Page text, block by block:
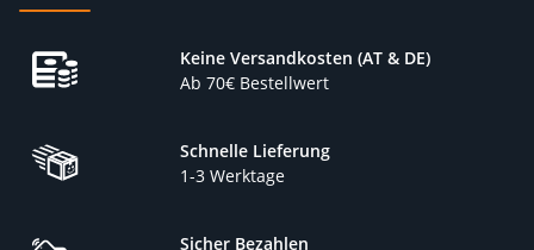
Keine Versandkosten (AT & DE)
Ab 70€ Bestellwert
Schnelle Lieferung
1-3 Werktage
Sicher Bezahlen